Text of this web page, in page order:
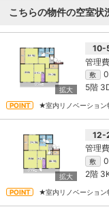
こちらの物件の空室状
10-
敷
5階
★室内リノベーション
12-
敷
2階
★室内リノベーション